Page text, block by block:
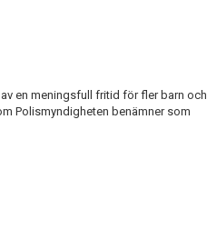
en meningsfull fritid för fler barn och
Polismyndigheten benämner som